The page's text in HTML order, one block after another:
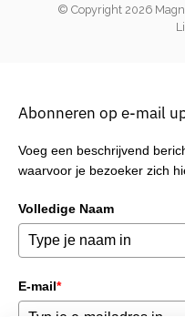
© Copyright 2026
Abonneren op e-mail
Voeg een beschrijvend
waarvoor je bezoeker zich
Volledige Naam
E-mail*